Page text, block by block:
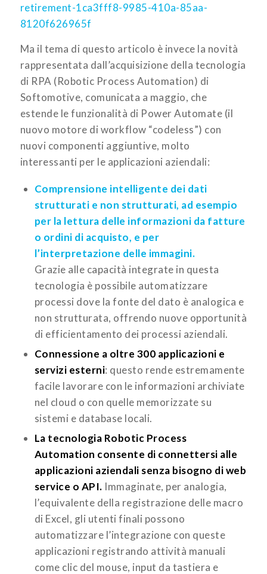
retirement-1ca3fff8-9985-410a-85aa-
8120f626965f
Ma il tema di questo articolo è invece la novità
rappresentata dall’acquisizione della tecnologia
di RPA (Robotic Process Automation) di
Softomotive, comunicata a maggio, che
estende le funzionalità di Power Automate (il
nuovo motore di workflow “codeless”) con
nuovi componenti aggiuntive, molto
interessanti per le applicazioni aziendali:
Comprensione intelligente dei dati
strutturati e non strutturati, ad esempio
per la lettura delle informazioni da fatture
o ordini di acquisto, e per
l’interpretazione delle immagini.
Grazie alle capacità integrate in questa
tecnologia è possibile automatizzare
processi dove la fonte del dato è analogica e
non strutturata, offrendo nuove opportunità
di efficientamento dei processi aziendali.
Connessione a oltre 300 applicazioni e
servizi esterni: questo rende estremamente
facile lavorare con le informazioni archiviate
nel cloud o con quelle memorizzate su
sistemi e database locali.
La tecnologia Robotic Process
Automation consente di connettersi alle
applicazioni aziendali senza bisogno di web
service o API. Immaginate, per analogia,
l’equivalente della registrazione delle macro
di Excel, gli utenti finali possono
automatizzare l’integrazione con queste
applicazioni registrando attività manuali
come clic del mouse, input da tastiera e